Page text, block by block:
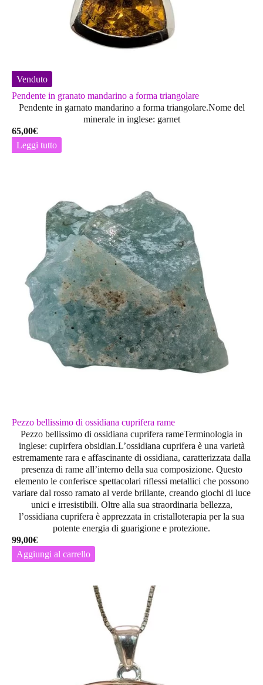
Venduto
Pendente in granato mandarino a forma triangolare
Pendente in garnato mandarino a forma triangolare.Nome del
minerale in inglese: garnet
65,00€
Leggi tutto
Pezzo bellissimo di ossidiana cuprifera rame
Pezzo bellissimo di ossidiana cuprifera rameTerminologia in
inglese: cupirfera obsidian.L’ossidiana cuprifera è una varietà
estremamente rara e affascinante di ossidiana, caratterizzata dalla
presenza di rameall’interno della sua composizione. Questo
elemento le conferisce spettacolari riflessi metallici che possono
variare dal rosso ramato al verde brillante, creando giochi di luce
unici e irresistibili. Oltre alla sua straordinaria bellezza,
l’ossidiana cuprifera è apprezzata in cristalloterapia per la sua
potente energia di guarigione e protezione.
99,00€
Aggiungi al carrello